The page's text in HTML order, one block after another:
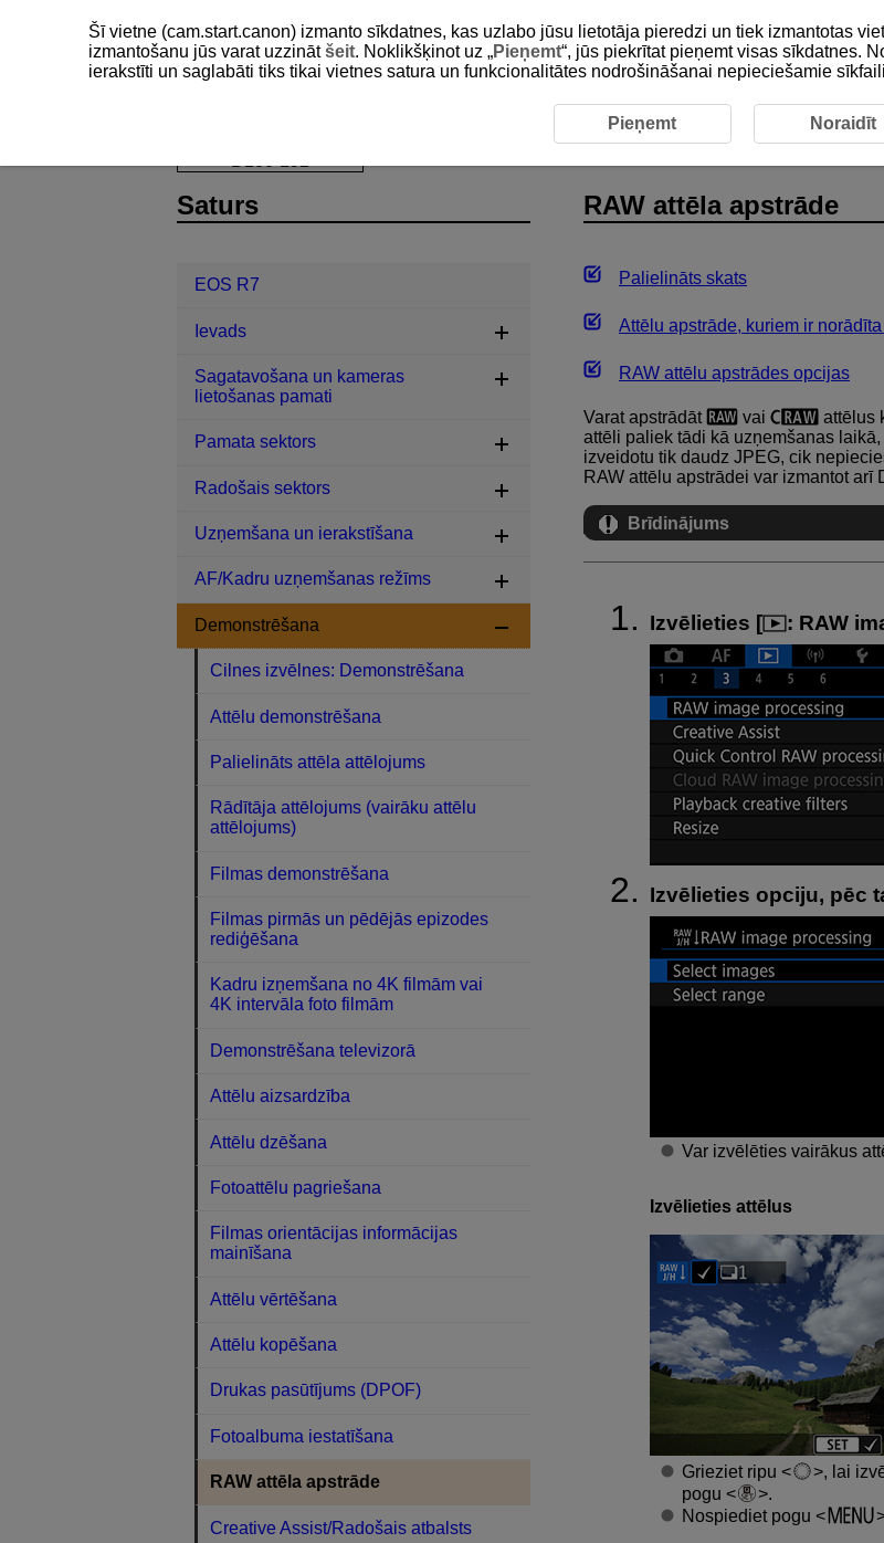
RAW attēla apstrāde
RAW attēla apstrāde
Palielināts skats
Attēlu apstrāde, kuriem ir
RAW attēlu apstrādes opcijas
Varat apstrādāt vai
attēlus
attēli paliek tādi kā uzņemšanas
izveidotu tik daudz JPEG, cik
RAW attēlu apstrādei var izmantot
Brīdinājums
Izvēlieties [ : RAW
Izvēlieties opciju, pēc
Var izvēlēties vairākus
Izvēlieties attēlus
Grieziet ripu
, lai
pogu
.
Nospiediet pogu
Saturs
EOS R7
Ievads
Sagatavošana un kameras
lietošanas pamati
Pamata sektors
Radošais sektors
Uzņemšana un ierakstīšana
AF/Kadru uzņemšanas režīms
Demonstrēšana
Cilnes izvēlnes: Demonstrēšana
Attēlu demonstrēšana
Palielināts attēla attēlojums
Rādītāja attēlojums (vairāku attēlu
attēlojums)
Filmas demonstrēšana
Filmas pirmās un pēdējās epizodes
rediģēšana
Kadru izņemšana no 4K filmām vai
4K intervāla foto filmām
Demonstrēšana televizorā
Attēlu aizsardzība
Attēlu dzēšana
Fotoattēlu pagriešana
Filmas orientācijas informācijas
mainīšana
Attēlu vērtēšana
Attēlu kopēšana
Drukas pasūtījums (DPOF)
Fotoalbuma iestatīšana
RAW attēla apstrāde
Creative Assist/Radošais atbalsts
Šī vietne (cam.start.canon) izmanto sīkdatnes, kas uzlabo jūsu lietotāja pieredzi un tiek izmantotas
izmantošanu jūs varat uzzinātšeit. Noklikšķinot uz „Pieņemt“, jūs piekrītat pieņemt visas sīkdatnes.
ierakstīti un saglabāti tiks tikai vietnes satura un funkcionalitātes nodrošināšanai nepieciešamie
Pieņemt Noraidīt